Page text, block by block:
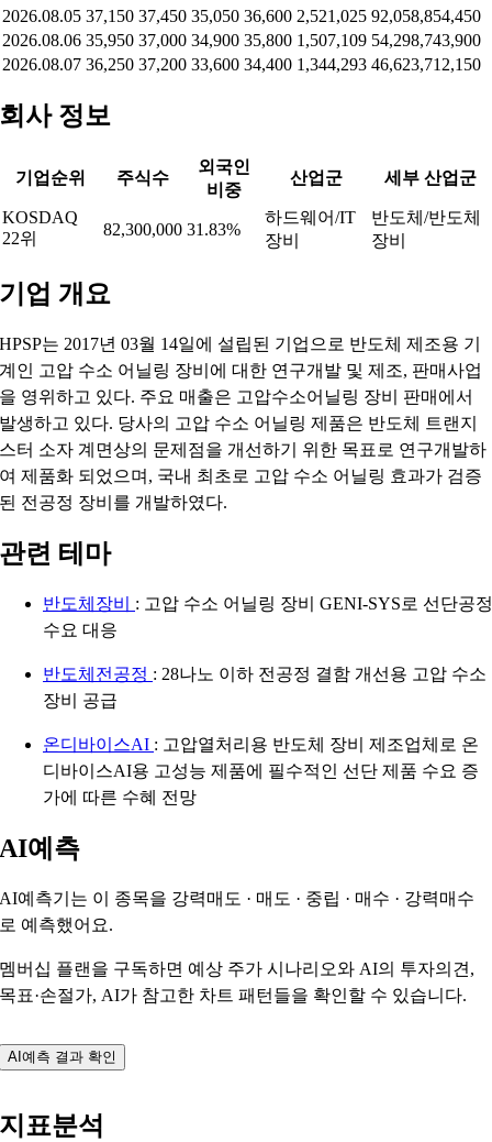
2026.08.05 37,150 37,450 35,050 36,600 2,521,025 92,058,854,450
2026.08.06 35,950 37,000 34,900 35,800 1,507,109 54,298,743,900
2026.08.07 36,250 37,200 33,600 34,400 1,344,293 46,623,712,150
회사 정보
기업순위 주식수
외국인
비중
산업군 세부 산업군
KOSDAQ
22위
82,300,000 31.83%
하드웨어/IT
장비
반도체/반도체
장비
기업 개요
HPSP는 2017년 03월 14일에 설립된 기업으로 반도체 제조용 기
계인 고압 수소 어닐링 장비에 대한 연구개발 및 제조, 판매사업
을 영위하고 있다. 주요 매출은 고압수소어닐링 장비 판매에서
발생하고 있다. 당사의 고압 수소 어닐링 제품은 반도체 트랜지
스터 소자 계면상의 문제점을 개선하기 위한 목표로 연구개발하
여 제품화 되었으며, 국내 최초로 고압 수소 어닐링 효과가 검증
된 전공정 장비를 개발하였다.
관련 테마
반도체장비 : 고압 수소 어닐링 장비 GENI-SYS로 선단공정
수요 대응
반도체전공정 : 28나노 이하 전공정 결함 개선용 고압 수소
장비 공급
온디바이스AI : 고압열처리용 반도체 장비 제조업체로 온
디바이스AI용 고성능 제품에 필수적인 선단 제품 수요 증
가에 따른 수혜 전망
AI예측
AI예측기는 이 종목을 강력매도 · 매도 · 중립 · 매수 · 강력매수
로 예측했어요.
멤버십 플랜을 구독하면 예상 주가 시나리오와 AI의 투자의견,
목표·손절가, AI가 참고한 차트 패턴들을 확인할 수 있습니다.
AI예측 결과 확인
지표분석